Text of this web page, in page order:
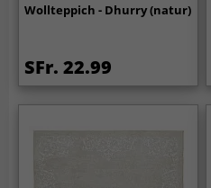
Wollteppich - Dhurry (natur)
SFr. 22.99